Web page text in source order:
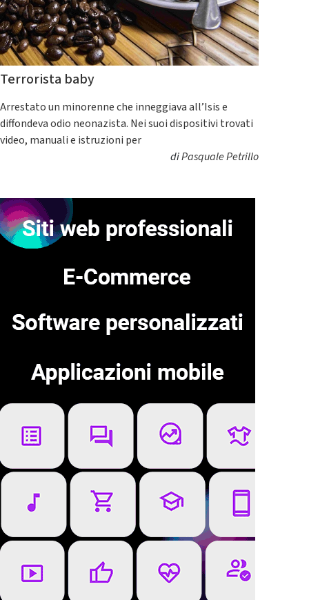
Terrorista baby
Arrestato un minorenne che inneggiava all’Isis e
diffondeva odio neonazista. Nei suoi dispositivi trovati
video, manuali e istruzioni per
diPasquale Petrillo